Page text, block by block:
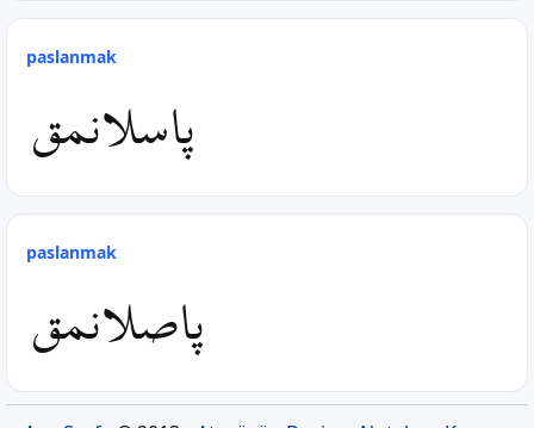
paslanmak
پاسلانمق
paslanmak
پاصلانمق